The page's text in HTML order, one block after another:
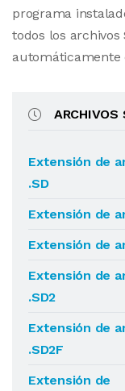
programa
todos los
automáticamente
ARCHIVOS
Extensión de
.SD
Extensión de
Extensión de
Extensión de
.SD2
Extensión de
.SD2F
Extensión de